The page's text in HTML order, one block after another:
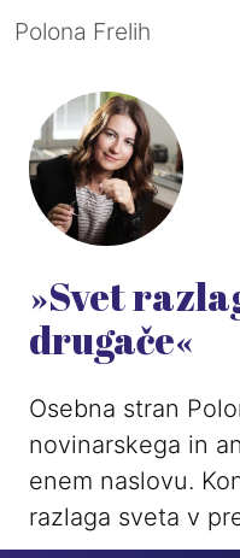
Polona Frelih
»Svet
drugače«
Osebna stran
novinarskega in
enem naslovu.
razlaga sveta v